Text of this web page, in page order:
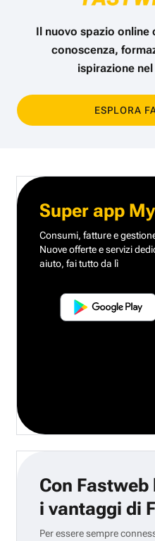
Il nuovo spazio online
conoscenza,
ispirazione
ESPLORA
Super app
Consumi, fatture e
Nuove offerte e servizi
aiuto, fai tutto da lì
Con
i vantaggi di
Per essere sempre